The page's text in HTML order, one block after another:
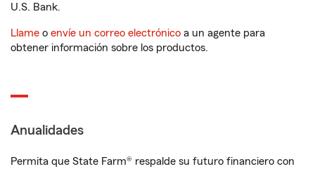
U.S. Bank.
Llame o envíe un correo electrónico a un agente para
obtener información sobre los productos.
Anualidades
Permita que State Farm® respalde su futuro financiero con